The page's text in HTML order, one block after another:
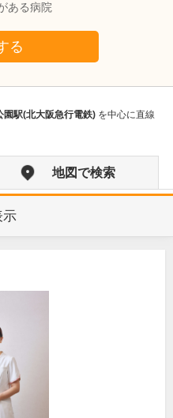
ある病院
る
園駅(北大阪急行電鉄) を中心に直線
地図で検索
示